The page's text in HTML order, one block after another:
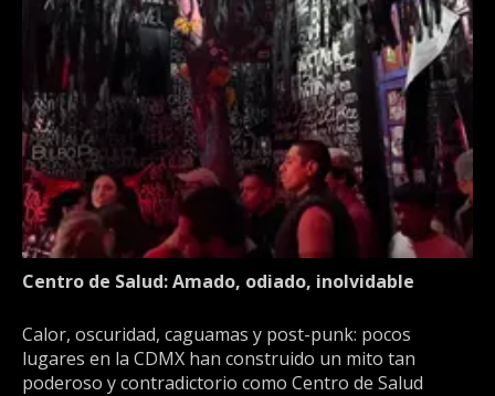
Centro de Salud: Amado, odiado, inolvidable
Calor, oscuridad, caguamas y post-punk: pocos
lugares en la CDMX han construido un mito tan
poderoso y contradictorio como Centro de Salud